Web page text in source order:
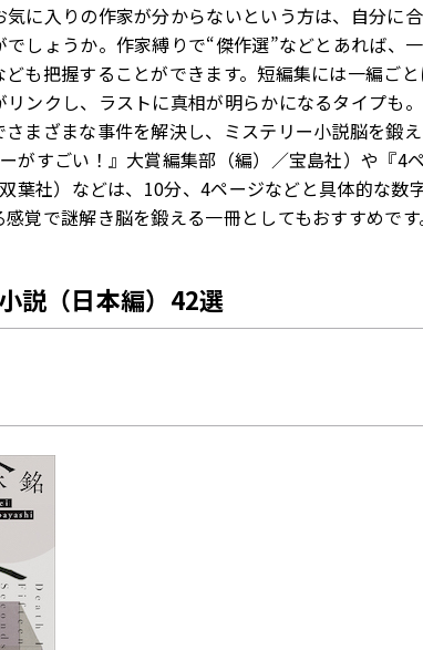
に入りの作家が分からないという方は、自分に
しょうか。作家縛りで“傑作選”などとあれば、
も把握することができます。短編集には一編ご
ンクし、ラストに真相が明らかになるタイプも
まざまな事件を解決し、ミステリー小説脳を鍛
がすごい！』大賞編集部（編）／宝島社）や『4
葉社）などは、10分、4ページなどと具体的な数
覚で謎解き脳を鍛える一冊としてもおすすめです
説（日本編）42選